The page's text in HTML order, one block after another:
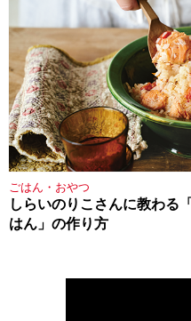
ごはん・おやつ
しらいのりこさんに教わる
はん」の作り方